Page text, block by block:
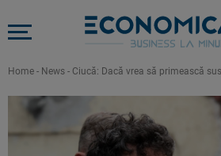
Home - News - Ciucă: Dacă vrea să primească